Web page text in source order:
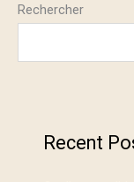
Rechercher
Recent